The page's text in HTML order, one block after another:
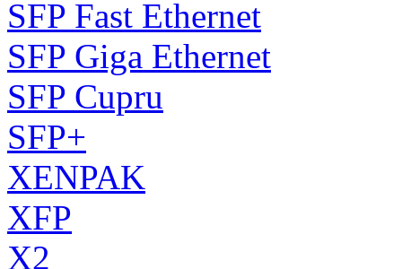
SFP Fast Ethernet
SFP Giga Ethernet
SFP Cupru
SFP+
XENPAK
XFP
X2